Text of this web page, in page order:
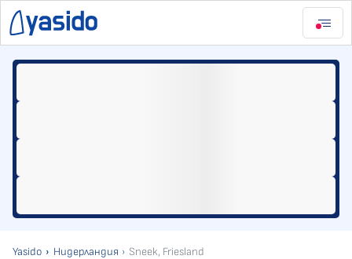
Yasido Нидерландия Sneek, Friesland